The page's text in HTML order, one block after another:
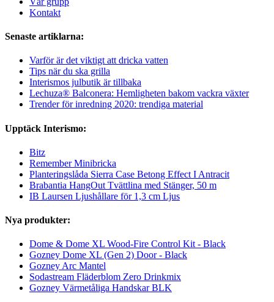
Kontakt
Senaste artiklarna:
Varför är det viktigt att dricka vatten
Tips när du ska grilla
Interismos julbutik är tillbaka
Lechuza® Balconera: Hemligheten bakom vackra växter
Trender för inredning 2020: trendiga material
Upptäck Interismo:
Bitz
Remember Minibricka
Planteringslåda Sierra Case Betong Effect I Antracit
Brabantia HangOut Tvättlina med Stänger, 50 m
IB Laursen Ljushållare för 1,3 cm Ljus
Nya produkter:
Dome & Dome XL Wood-Fire Control Kit - Black
Gozney Dome XL (Gen 2) Door - Black
Gozney Arc Mantel
Sodastream Fläderblom Zero Drinkmix
Gozney Värmetåliga Handskar BLK